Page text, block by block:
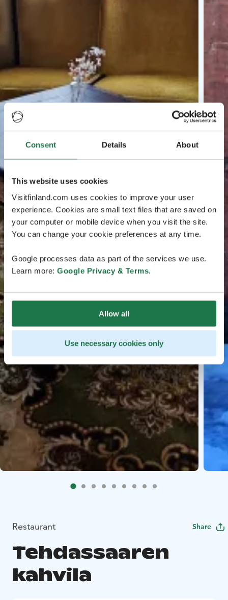
Consent Details About
This website uses cookies
Visitfinland.com uses cookies to improve your user
experience. Cookies are small text files that are saved on
your computer or mobile device when you visit the site.
You can change your cookie preferences at any time.
Google processes data as part of the services we use.
Learn more: Google Privacy & Terms.
Allow all
Use necessary cookies only
Restaurant Share
Tehdassaaren
kahvila